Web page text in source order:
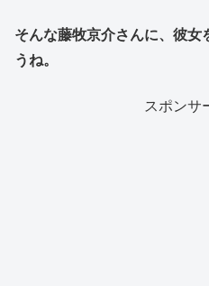
そんな藤牧京介さんに、彼女
うね。
スポンサ